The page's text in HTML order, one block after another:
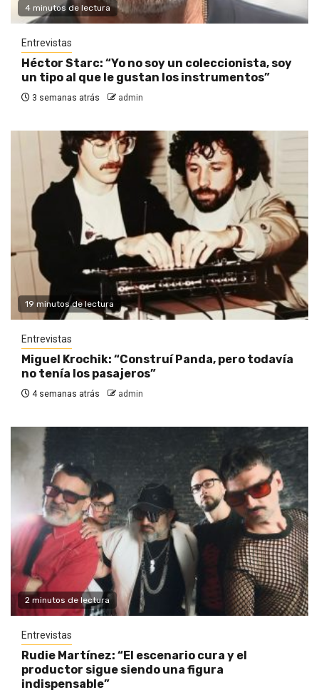
4 minutos de lectura
Entrevistas
Héctor Starc: “Yo no soy un coleccionista, soy
un tipo al que le gustan los instrumentos”
3 semanas atrás admin
19 minutos de lectura
Entrevistas
Miguel Krochik: “Construí Panda, pero todavía
no tenía los pasajeros”
4 semanas atrás admin
2 minutos de lectura
Entrevistas
Rudie Martínez: “El escenario cura y el
productor sigue siendo una figura
indispensable”